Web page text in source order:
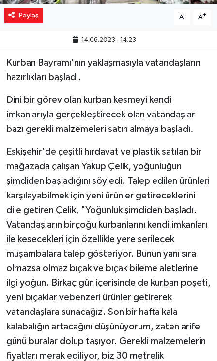
Paylaş A- A+
14.06.2023 - 14:23
Kurban Bayramı'nın yaklaşmasıyla vatandaşların
hazırlıkları başladı.
Dini bir görev olan kurban kesmeyi kendi
imkanlarıyla gerçekleştirecek olan vatandaşlar
bazı gerekli malzemeleri satın almaya başladı.
Eskişehir'de çeşitli hırdavat ve plastik satılan bir
mağazada çalışan Yakup Çelik, yoğunluğun
şimdiden başladığını söyledi. Talep edilen ürünleri
karşılayabilmek için yeni ürünler getireceklerini
dile getiren Çelik, "Yoğunluk şimdiden başladı.
Vatandaşların birçoğu kurbanlarını kendi imkanları
ile kesecekleri için özellikle yere serilecek
muşambalara talep gösteriyor. Bunun yanı sıra
olmazsa olmaz bıçak ve bıçak bileme aletlerine
ilgi yoğun. Birkaç gün içerisinde de kurban poşeti,
yeni bıçaklar vebenzeri ürünler getirerek
vatandaşlara sunacağız. Son bir hafta kala
kalabalığın artacağını düşünüyorum, zaten arife
günü buralar dolup taşıyor. Gerekli malzemelerin
fiyatları merak ediliyor, biz 30 metrelik